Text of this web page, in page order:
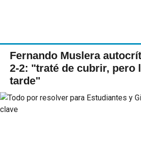
Fernando Muslera
2-2: "traté de cubrir, pero
tarde"